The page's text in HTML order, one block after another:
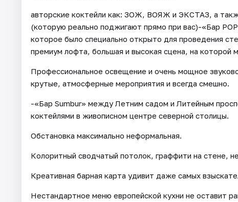
авторские коктейли как: ЗОЖ, ВОЯЖ и ЭКСТАЗ, а
(которую реально поджигают прямо при вас)-«Бар
которое было специально открыто для проведения
премиум лофта, большая и высокая сцена, на которой
Профессиональное освещение и очень мощное
крутые, атмосферные мероприятия и всегда смешно.
-«Бар Sumbur» между Летним садом и Литейным
коктейлями в живописном центре северной столицы.
Обстановка максимально неформальная.
Колоритный сводчатый потолок, граффити на стене,
Креативная барная карта удивит даже самых
Нестандартное меню европейской кухни не оставит